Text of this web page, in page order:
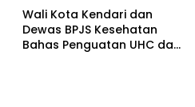
Wali Kota Kendari dan
Dewas BPJS Kesehatan
Bahas Penguatan UHC dan